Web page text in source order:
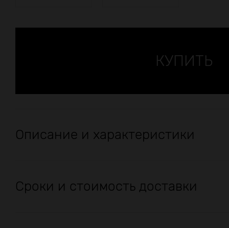
Описание и характеристики
Сроки и стоимость доставки